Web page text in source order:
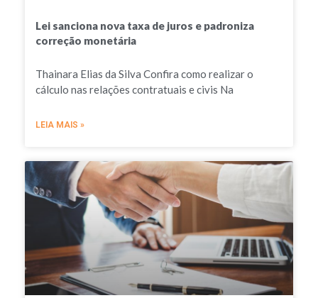
Lei sanciona nova taxa de juros e padroniza
correção monetária
Thainara Elias da Silva Confira como realizar o
cálculo nas relações contratuais e civis Na
LEIA MAIS »